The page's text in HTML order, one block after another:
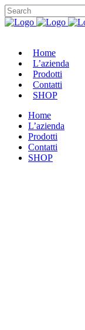
Home
L’azienda
Prodotti
Contatti
SHOP
Home
L’azienda
Prodotti
Contatti
SHOP